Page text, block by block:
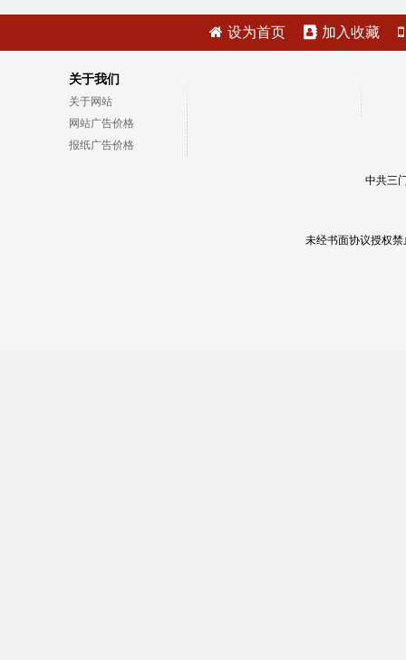
设为首页 加入收藏
关于我们
关于网站
网站广告价格
报纸广告价格
中共三
未经书面协议授权